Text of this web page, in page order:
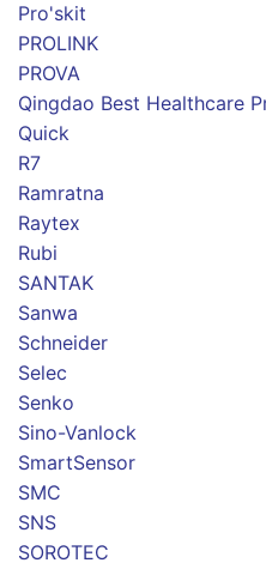
Pro'skit
PROLINK
PROVA
Qingdao Best Healthcare
Quick
R7
Ramratna
Raytex
Rubi
SANTAK
Sanwa
Schneider
Selec
Senko
Sino-Vanlock
SmartSensor
SMC
SNS
SOROTEC